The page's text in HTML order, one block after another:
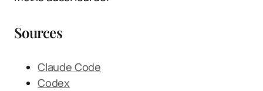
Sources
Claude Code
Codex